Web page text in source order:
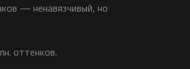
— ненавязчивый, но
оттенков.